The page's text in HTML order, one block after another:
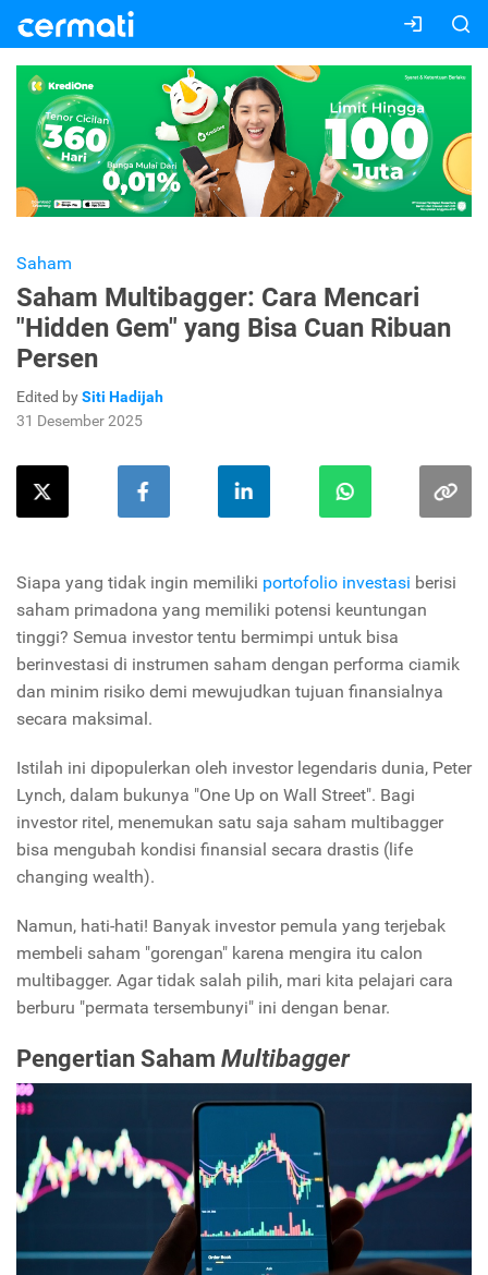
Saham
Saham Multibagger: Cara Mencari
"Hidden Gem" yang Bisa Cuan Ribuan
Persen
Edited bySiti Hadijah
31 Desember 2025
Siapa yang tidak ingin memiliki portofolio investasi berisi
saham primadona yang memiliki potensi keuntungan
tinggi? Semua investor tentu bermimpi untuk bisa
berinvestasi di instrumen saham dengan performa ciamik
dan minim risiko demi mewujudkan tujuan finansialnya
secara maksimal.
Istilah ini dipopulerkan oleh investor legendaris dunia, Peter
Lynch, dalam bukunya "One Up on Wall Street". Bagi
investor ritel, menemukan satu saja saham multibagger
bisa mengubah kondisi finansial secara drastis (life
changing wealth).
Namun, hati-hati! Banyak investor pemula yang terjebak
membeli saham "gorengan" karena mengira itu calon
multibagger. Agar tidak salah pilih, mari kita pelajari cara
berburu "permata tersembunyi" ini dengan benar.
Pengertian Saham Multibagger